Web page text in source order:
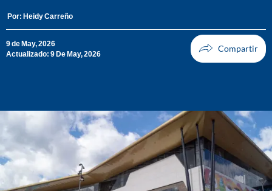
Por: Heidy Carreño
9 de May, 2026
Actualizado: 9 De May, 2026